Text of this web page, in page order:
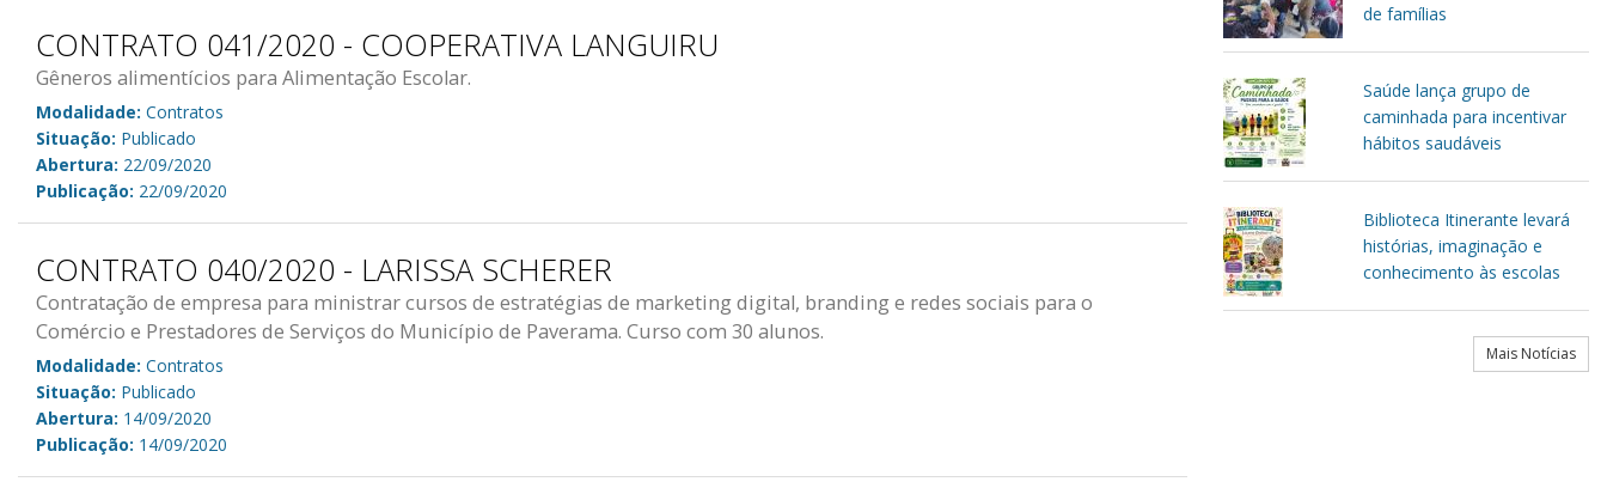
CONTRATO 041/2020 - COOPERATIVA LANGUIRU
Gêneros alimentícios para Alimentação Escolar.
Modalidade: Contratos
Situação: Publicado
Abertura: 22/09/2020
Publicação: 22/09/2020
CONTRATO 040/2020 - LARISSA SCHERER
Contratação de empresa para ministrar cursos de estratégias de marketing digital, branding e redes sociais para o
Comércio e Prestadores de Serviços do Município de Paverama. Curso com 30 alunos.
Modalidade: Contratos
Situação: Publicado
Abertura: 14/09/2020
Publicação: 14/09/2020
de famílias
Saúde lança grupo de
caminhada para incentivar
hábitos saudáveis
Biblioteca Itinerante levará
histórias, imaginação e
conhecimento às escolas
Mais Notícias